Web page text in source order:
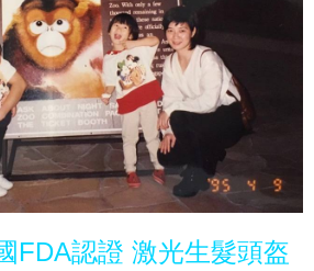
FDA認證 激光生髮頭盔